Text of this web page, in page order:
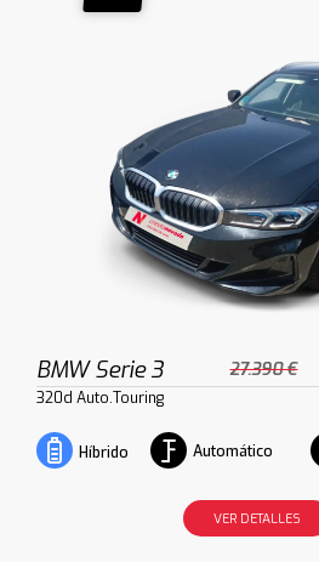
BMW Serie 3 27.390 €
320d Auto.Touring
Híbrido Automático
VER DETALLES